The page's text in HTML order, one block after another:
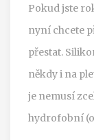
Pokud jste
nyní chcete
přestat.
někdy i na
je nemusí
hydrofobní